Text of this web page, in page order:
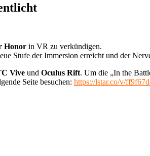
Honor in VR zu verkündigen.
Stufe der Immersion erreicht und der
Vive und Oculus Rift. Um die „In the
Seite besuchen: https://lstar.co/v/